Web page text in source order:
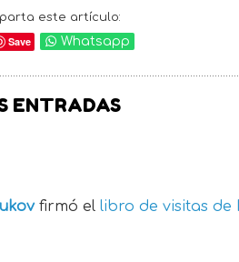
este artículo:
Save Whatsapp
ENTRADAS
firmó el libro de visitas de